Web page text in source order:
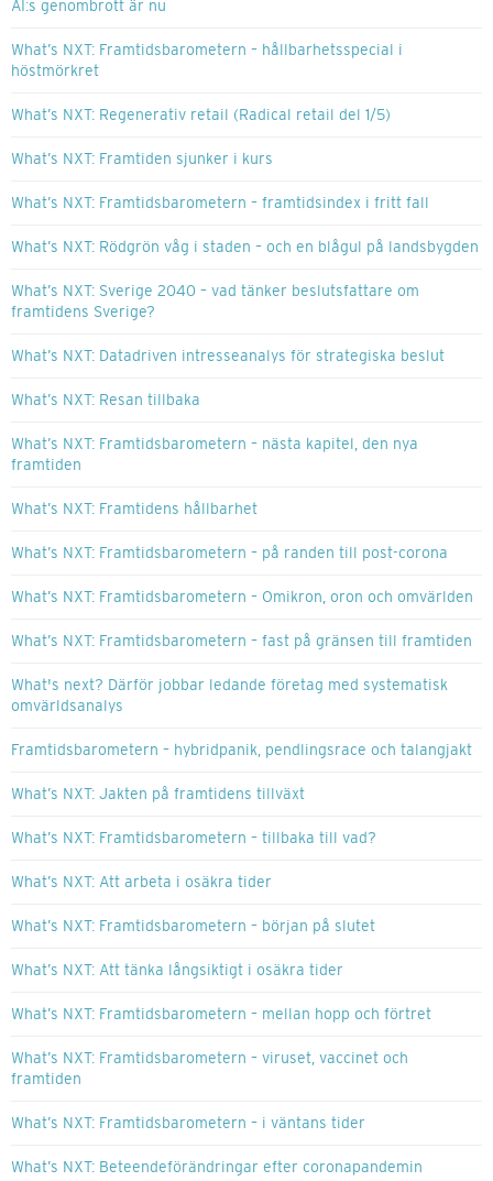
AI:s genombrott är nu
What’s NXT: Framtidsbarometern – hållbarhetsspecial i
höstmörkret
What’s NXT: Regenerativ retail (Radical retail del 1/5)
What’s NXT: Framtiden sjunker i kurs
What’s NXT: Framtidsbarometern – framtidsindex i fritt fall
What’s NXT: Rödgrön våg i staden – och en blågul på landsbygden
What’s NXT: Sverige 2040 – vad tänker beslutsfattare om
framtidens Sverige?
What’s NXT: Datadriven intresseanalys för strategiska beslut
What’s NXT: Resan tillbaka
What’s NXT: Framtidsbarometern – nästa kapitel, den nya
framtiden
What’s NXT: Framtidens hållbarhet
What’s NXT: Framtidsbarometern – på randen till post-corona
What’s NXT: Framtidsbarometern – Omikron, oron och omvärlden
What’s NXT: Framtidsbarometern – fast på gränsen till framtiden
What's next? Därför jobbar ledande företag med systematisk
omvärldsanalys
Framtidsbarometern – hybridpanik, pendlingsrace och talangjakt
What’s NXT: Jakten på framtidens tillväxt
What’s NXT: Framtidsbarometern – tillbaka till vad?
What’s NXT: Att arbeta i osäkra tider
What’s NXT: Framtidsbarometern – början på slutet
What’s NXT: Att tänka långsiktigt i osäkra tider
What’s NXT: Framtidsbarometern – mellan hopp och förtret
What’s NXT: Framtidsbarometern – viruset, vaccinet och
framtiden
What’s NXT: Framtidsbarometern – i väntans tider
What’s NXT: Beteendeförändringar efter coronapandemin